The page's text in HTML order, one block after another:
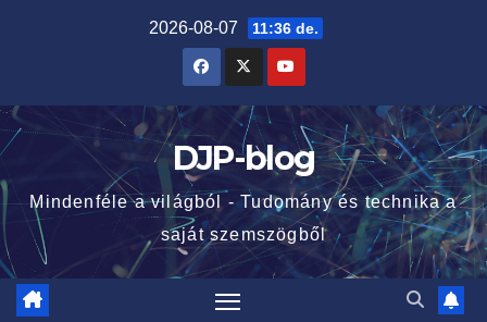
2026-08-07 11:36 de.
DJP-blog
Mindenféle a világból - Tudomány és technika a
saját szemszögből